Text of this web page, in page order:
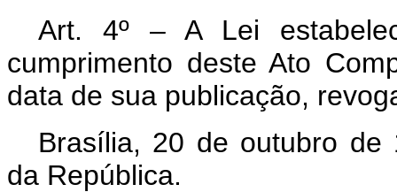
Art. 4º – A Lei
cumprimento deste Ato
data de sua publicação,
Brasília, 20 de outubro de
da República.